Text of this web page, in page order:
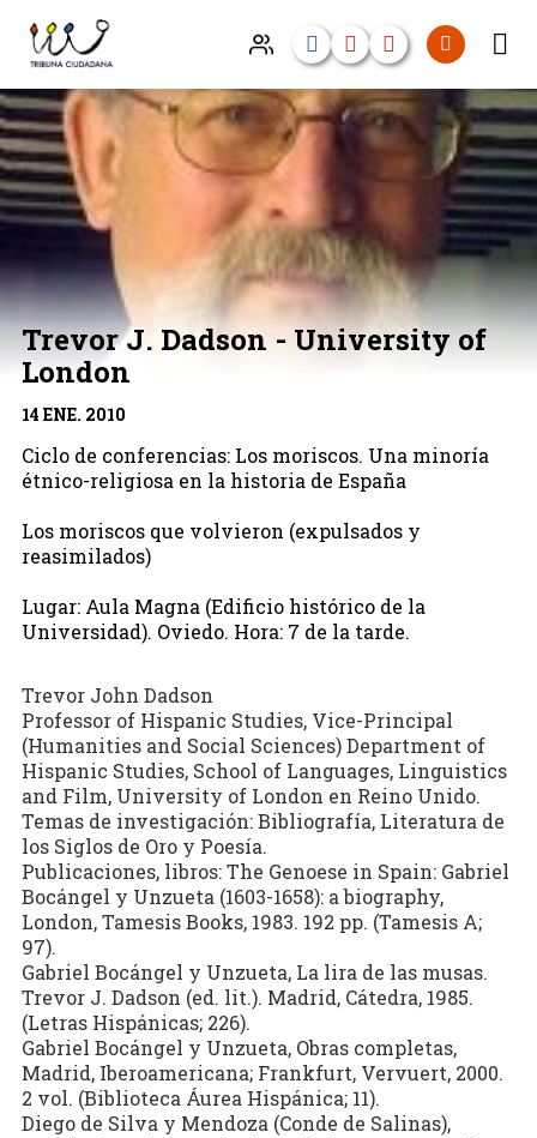
Trevor J. Dadson - University of
London
14 ENE. 2010
Ciclo de conferencias: Los moriscos. Una minoría
étnico-religiosa en la historia de España
Los moriscos que volvieron (expulsados y
reasimilados)
Lugar: Aula Magna (Edificio histórico de la
Universidad). Oviedo. Hora: 7 de la tarde.
Trevor John Dadson
Professor of Hispanic Studies, Vice-Principal
(Humanities and Social Sciences) Department of
Hispanic Studies, School of Languages, Linguistics
and Film, University of London en Reino Unido.
Temas de investigación: Bibliografía, Literatura de
los Siglos de Oro y Poesía.
Publicaciones, libros: The Genoese in Spain: Gabriel
Bocángel y Unzueta (1603-1658): a biography,
London, Tamesis Books, 1983. 192 pp. (Tamesis A;
97).
Gabriel Bocángel y Unzueta, La lira de las musas.
Trevor J. Dadson (ed. lit.). Madrid, Cátedra, 1985.
(Letras Hispánicas; 226).
Gabriel Bocángel y Unzueta, Obras completas,
Madrid, Iberoamericana; Frankfurt, Vervuert, 2000.
2 vol. (Biblioteca Áurea Hispánica; 11).
Diego de Silva y Mendoza (Conde de Salinas),